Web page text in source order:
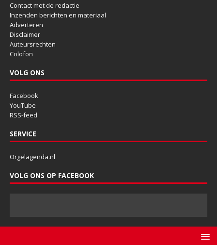
Contact met de redactie
Inzenden berichten en materiaal
Adverteren
Disclaimer
Auteursrechten
Colofon
VOLG ONS
Facebook
YouTube
RSS-feed
SERVICE
Orgelagenda.nl
VOLG ONS OP FACEBOOK